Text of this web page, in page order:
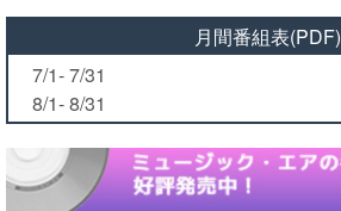
月間番組表(PDF)
7/1- 7/31
8/1- 8/31